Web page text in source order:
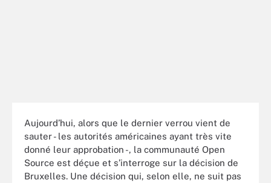
Aujourd’hui, alors que le dernier verrou vient de
sauter - les autorités américaines ayant très vite
donné leur approbation -, la communauté Open
Source est déçue et s’interroge sur la décision de
Bruxelles. Une décision qui, selon elle, ne suit pas